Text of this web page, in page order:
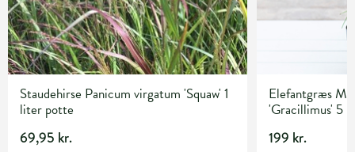
Staudehirse Panicum virgatum 'Squaw' 1
liter potte
69,95 kr.
Elefantgræs
'Gracillimus' 5
199 kr.